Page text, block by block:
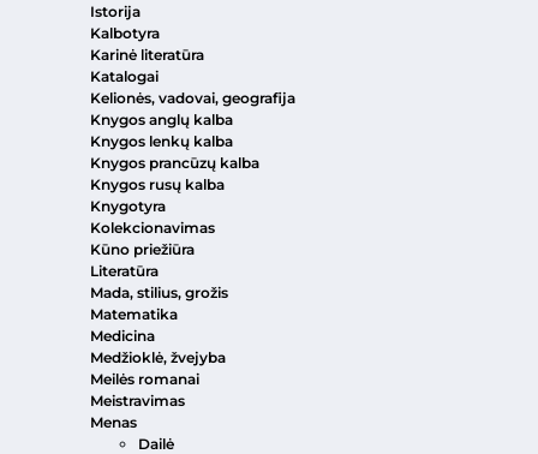
Istorija
Kalbotyra
Karinė literatūra
Katalogai
Kelionės, vadovai, geografija
Knygos anglų kalba
Knygos lenkų kalba
Knygos prancūzų kalba
Knygos rusų kalba
Knygotyra
Kolekcionavimas
Kūno priežiūra
Literatūra
Mada, stilius, grožis
Matematika
Medicina
Medžioklė, žvejyba
Meilės romanai
Meistravimas
Menas
Dailė